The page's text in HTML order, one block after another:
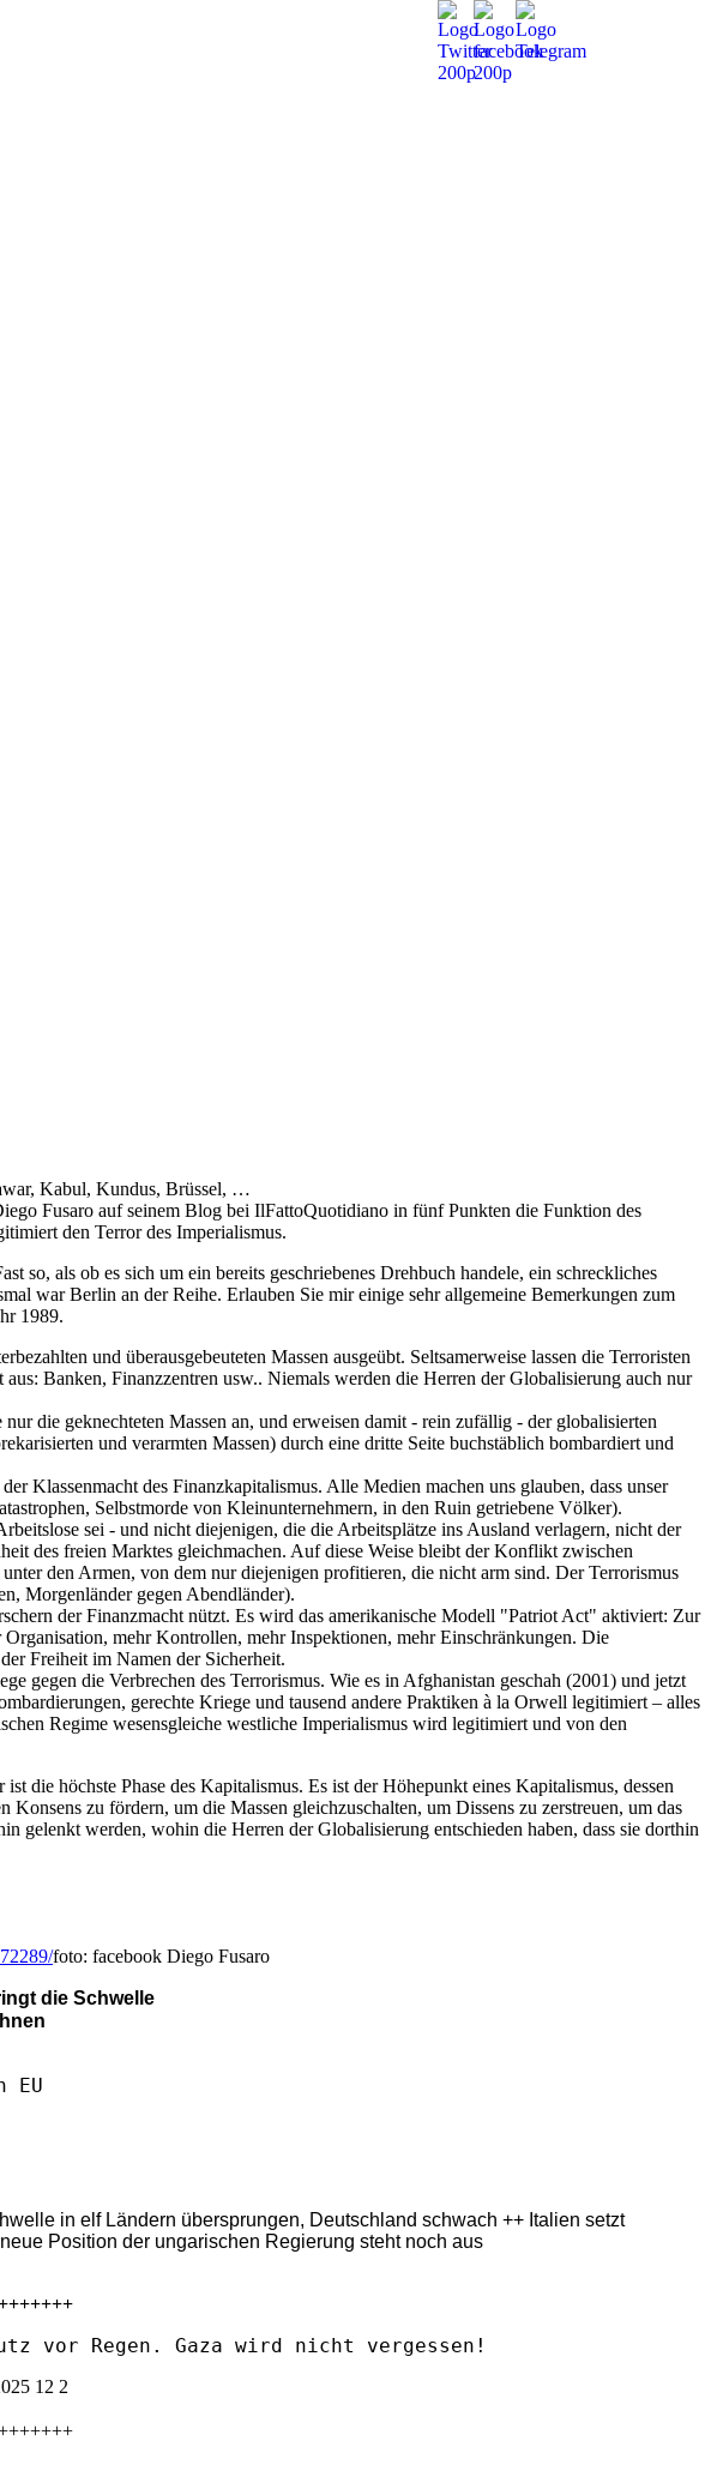
Kabul, Kundus, Brüssel, …
Fusaro auf seinem Blog bei IlFattoQuotidiano in fünf Punkten die Funktion des
den Terror des Imperialismus.
so, als ob es sich um ein bereits geschriebenes Drehbuch handele, ein schreckliches
war Berlin an der Reihe. Erlauben Sie mir einige sehr allgemeine Bemerkungen zum
1989.
und überausgebeuteten Massen ausgeübt. Seltsamerweise lassen die Terroristen
Banken, Finanzzentren usw.. Niemals werden die Herren der Globalisierung auch nur
die geknechteten Massen an, und erweisen damit - rein zufällig - der globalisierten
und verarmten Massen) durch eine dritte Seite buchstäblich bombardiert und
Klassenmacht des Finanzkapitalismus. Alle Medien machen uns glauben, dass unser
Selbstmorde von Kleinunternehmern, in den Ruin getriebene Völker).
sei - und nicht diejenigen, die die Arbeitsplätze ins Ausland verlagern, nicht der
des freien Marktes gleichmachen. Auf diese Weise bleibt der Konflikt zwischen
den Armen, von dem nur diejenigen profitieren, die nicht arm sind. Der Terrorismus
Morgenländer gegen Abendländer).
der Finanzmacht nützt. Es wird das amerikanische Modell "Patriot Act" aktiviert: Zur
mehr Kontrollen, mehr Inspektionen, mehr Einschränkungen. Die
Freiheit im Namen der Sicherheit.
gegen die Verbrechen des Terrorismus. Wie es in Afghanistan geschah (2001) und jetzt
gerechte Kriege und tausend andere Praktiken à la Orwell legitimiert – alles
Regime wesensgleiche westliche Imperialismus wird legitimiert und von den
die höchste Phase des Kapitalismus. Es ist der Höhepunkt eines Kapitalismus, dessen
zu fördern, um die Massen gleichzuschalten, um Dissens zu zerstreuen, um das
gelenkt werden, wohin die Herren der Globalisierung entschieden haben, dass sie dorthin
foto: facebook Diego Fusaro
die Schwelle
in elf Ländern übersprungen, Deutschland schwach ++ Italien setzt
Position der ungarischen Regierung steht noch aus
vor Regen. Gaza wird nicht vergessen!